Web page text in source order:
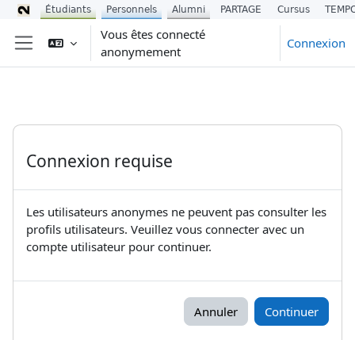
Passer au contenu principal
Panneau latéral
Vous êtes connecté
anonymement
Connexion
Connexion requise
Les utilisateurs anonymes ne peuvent pas consulter les
profils utilisateurs. Veuillez vous connecter avec un
compte utilisateur pour continuer.
Annuler Continuer
Étudiants Personnels Alumni PARTAGE Cursus